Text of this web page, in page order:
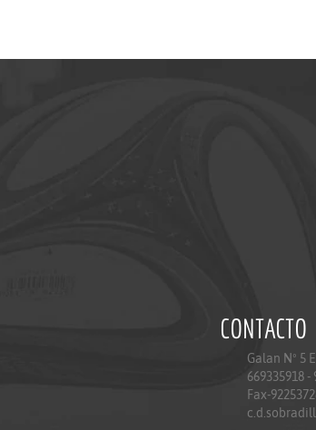
CONTACTO
Galan Nº 5
669335918 -
Fax-